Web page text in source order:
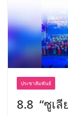
ประชาสัมพันธ์
8.8 “ซูเ